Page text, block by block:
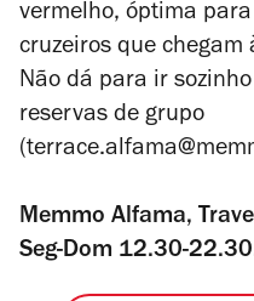
vermelho, óptima
cruzeiros que chegam
Não dá para ir
reservas de grupo
Memmo Alfama,
Seg-Dom 12.30-